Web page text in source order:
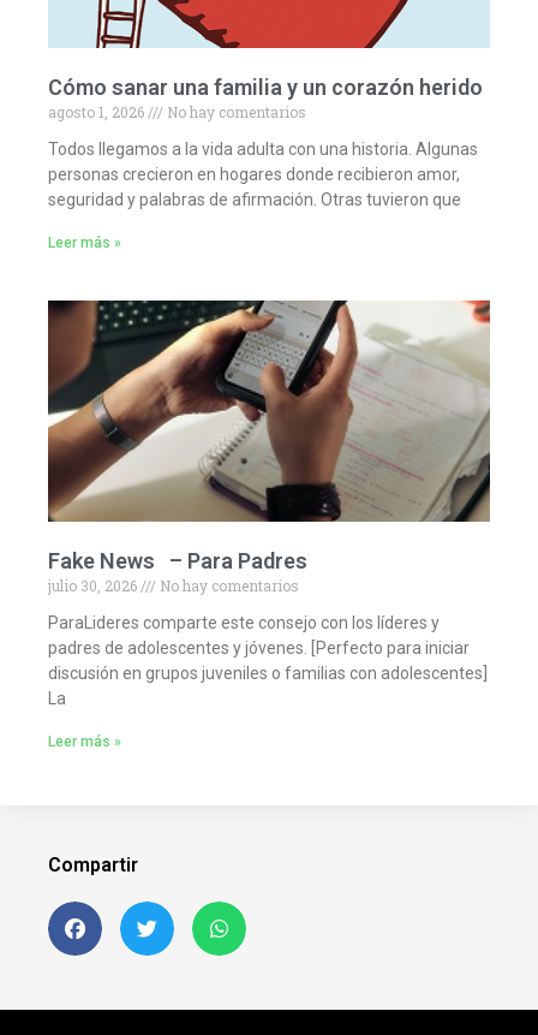
Cómo sanar una familia y un corazón herido
agosto 1, 2026
No hay comentarios
Todos llegamos a la vida adulta con una historia. Algunas
personas crecieron en hogares donde recibieron amor,
seguridad y palabras de afirmación. Otras tuvieron que
Leer más »
Fake News – Para Padres
julio 30, 2026
No hay comentarios
ParaLideres comparte este consejo con los líderes y
padres de adolescentes y jóvenes. [Perfecto para iniciar
discusión en grupos juveniles o familias con adolescentes]
La
Leer más »
Compartir